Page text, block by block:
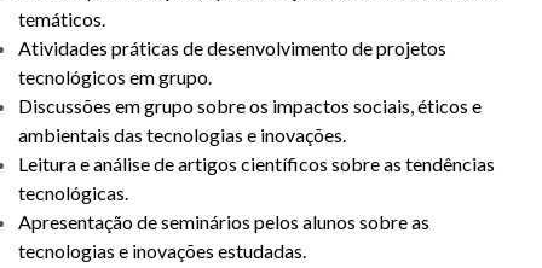
temáticos.
Atividades práticas de desenvolvimento de projetos
tecnológicos em grupo.
Discussões em grupo sobre os impactos sociais, éticos e
ambientais das tecnologias e inovações.
Leitura e análise de artigos científicos sobre as tendências
tecnológicas.
Apresentação de seminários pelos alunos sobre as
tecnologias e inovações estudadas.